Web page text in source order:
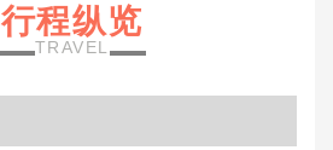
行程纵览
TRAVEL